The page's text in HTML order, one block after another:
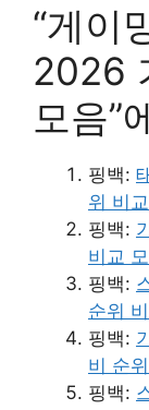
“게이
2026
모음”
핑백:
위 비
핑백:
비교
핑백:
순위
핑백:
비 순
핑백: